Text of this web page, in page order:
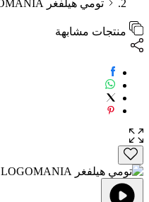
تومي هيلفغر LOGOMANIA مخدة ديكور
منتجات مشابهة